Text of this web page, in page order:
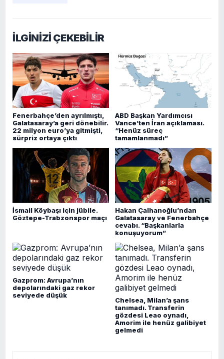
İLGİNİZİ ÇEKEBİLİR
Fenerbahçe’den ayrılmıştı,
Galatasaray’a geri dönebilir.
22 milyon euro’ya gitmişti,
sürpriz ortaya çıktı
ABD Başkan Yardımcısı
Vance’ten İran açıklaması.
“Henüz süreç
tamamlanmadı”
İsmail Köybaşı için jübile.
Göztepe-Trabzonspor maçı
Hakan Çalhanoğlu’ndan
Galatasaray ve Fenerbahçe
cevabı. “Başkanlarla
konuşuyorum”
Gazprom: Avrupa’nın
depolarındaki gaz rekor
seviyede düşük
Chelsea, Milan’a şans
tanımadı. Transferin
gözdesi Leao oynadı,
Amorim ile henüz galibiyet
gelmedi